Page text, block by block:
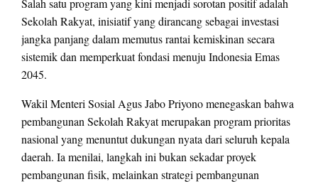
Salah satu program yang kini menjadi sorotan positif adalah
Sekolah Rakyat, inisiatif yang dirancang sebagai investasi
jangka panjang dalam memutus rantai kemiskinan secara
sistemik dan memperkuat fondasi menuju Indonesia Emas
2045.
Wakil Menteri Sosial Agus Jabo Priyono menegaskan bahwa
pembangunan Sekolah Rakyat merupakan program prioritas
nasional yang menuntut dukungan nyata dari seluruh kepala
daerah. Ia menilai, langkah ini bukan sekadar proyek
pembangunan fisik, melainkan strategi pembangunan